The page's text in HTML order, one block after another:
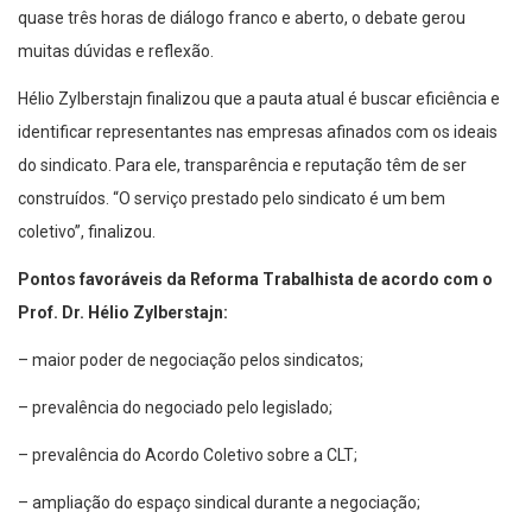
quase três horas de diálogo franco e aberto, o debate gerou
muitas dúvidas e reflexão.
Hélio Zylberstajn finalizou que a pauta atual é buscar eficiência e
identificar representantes nas empresas afinados com os ideais
do sindicato. Para ele, transparência e reputação têm de ser
construídos. “O serviço prestado pelo sindicato é um bem
coletivo”, finalizou.
Pontos favoráveis da Reforma Trabalhista de acordo com o
Prof. Dr. Hélio Zylberstajn:
– maior poder de negociação pelos sindicatos;
– prevalência do negociado pelo legislado;
– prevalência do Acordo Coletivo sobre a CLT;
– ampliação do espaço sindical durante a negociação;